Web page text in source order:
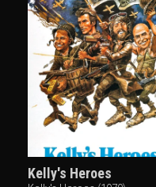
Kelly's Heroes